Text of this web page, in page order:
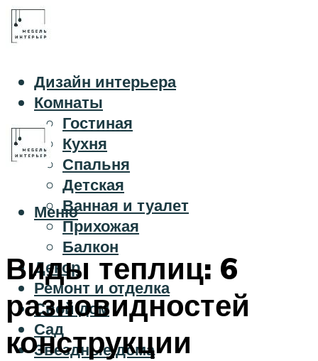
Дизайн интерьера
Комнаты
Гостиная
Кухня
Спальня
Детская
Ванная и туалет
Прихожая
Балкон
Декор
Ремонт и отделка
Свой дом
Сад
Звездные дома
Меню
Виды теплиц: 6
разновидностей
конструкции